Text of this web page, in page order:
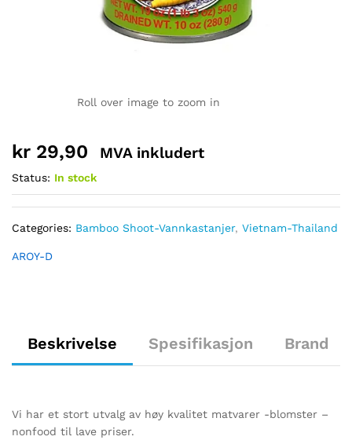
Roll over image to zoom in
kr 29,90 MVA inkludert
Status: In stock
Categories: Bamboo Shoot-Vannkastanjer, Vietnam-Thailand
AROY-D
Beskrivelse Spesifikasjon Brand
Vi har et stort utvalg av høy kvalitet matvarer -blomster –
nonfood til lave priser.